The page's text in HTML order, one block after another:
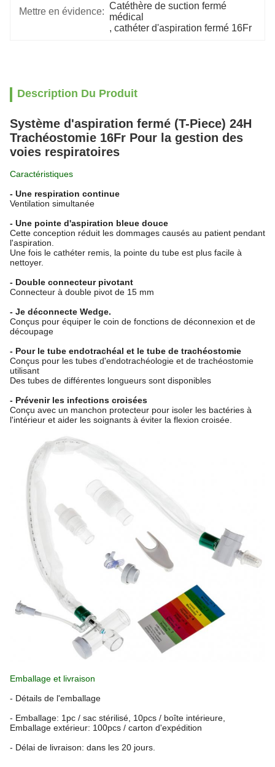
Mettre en évidence:
Catéthère de suction fermé
médical
, cathéter d'aspiration fermé 16Fr
Description Du Produit
Système d'aspiration fermé (T-Piece) 24H
Trachéostomie 16Fr Pour la gestion des
voies respiratoires
Caractéristiques
- Une respiration continue
Ventilation simultanée
- Une pointe d'aspiration bleue douce
Cette conception réduit les dommages causés au patient pendant
l'aspiration.
Une fois le cathéter remis, la pointe du tube est plus facile à
nettoyer.
- Double connecteur pivotant
Connecteur à double pivot de 15 mm
- Je déconnecte Wedge.
Conçus pour équiper le coin de fonctions de déconnexion et de
découpage
- Pour le tube endotrachéal et le tube de trachéostomie
Conçus pour les tubes d'endotrachéologie et de trachéostomie
utilisant
Des tubes de différentes longueurs sont disponibles
- Prévenir les infections croisées
Conçu avec un manchon protecteur pour isoler les bactéries à
l'intérieur et aider les soignants à éviter la flexion croisée.
Emballage et livraison
- Détails de l'emballage
- Emballage: 1pc / sac stérilisé, 10pcs / boîte intérieure,
Emballage extérieur: 100pcs / carton d'expédition
- Délai de livraison: dans les 20 jours.